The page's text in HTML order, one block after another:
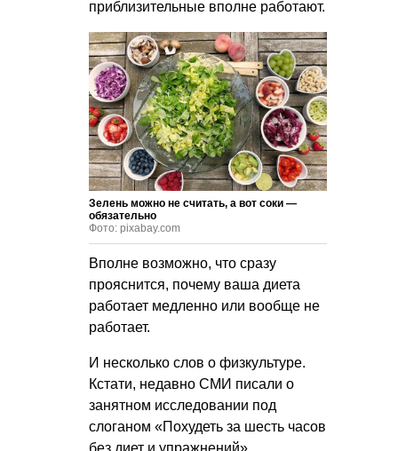
приблизительные вполне работают.
Зелень можно не считать, а вот соки —
обязательно
Фото: pixabay.com
Вполне возможно, что сразу
прояснится, почему ваша диета
работает медленно или вообще не
работает.
И несколько слов о физкультуре.
Кстати, недавно СМИ писали о
занятном исследовании под
слоганом «Похудеть за шесть часов
без диет и упражнений».